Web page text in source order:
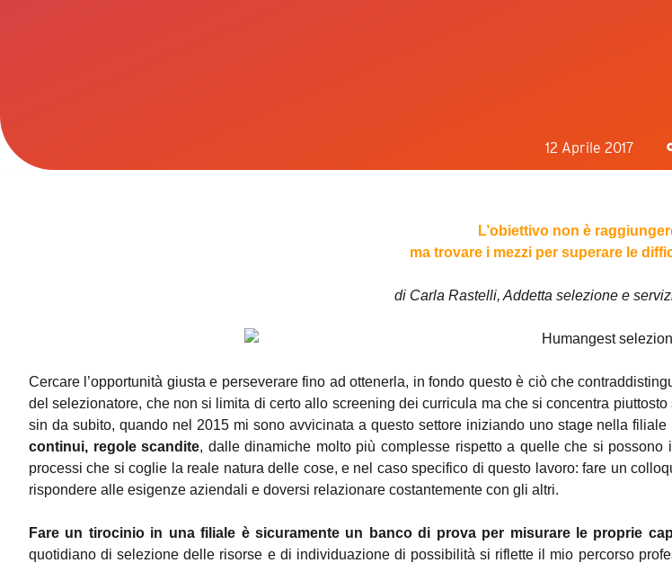
12 Aprile 2017
L’obiettivo non è
ma trovare i mezzi per superare le
di Carla Rastelli, Addetta selezione e
Cercare l’opportunità giusta e perseverare fino ad ottenerla, in fondo questo è ciò che
del selezionatore, che non si limita di certo allo screening dei curricula ma che si concentra piuttosto
sin da subito, quando nel 2015 mi sono avvicinata a questo settore iniziando uno stage nella
continui, regole scandite, dalle dinamiche molto più complesse rispetto a quelle che si possono
processi che si coglie la reale natura delle cose, e nel caso specifico di questo lavoro: fare un
rispondere alle esigenze aziendali e doversi relazionare costantemente con gli altri.
Fare un tirocinio in una filiale è sicuramente un banco di prova per misurare le proprie
quotidiano di selezione delle risorse e di individuazione di possibilità si riflette il mio percorso